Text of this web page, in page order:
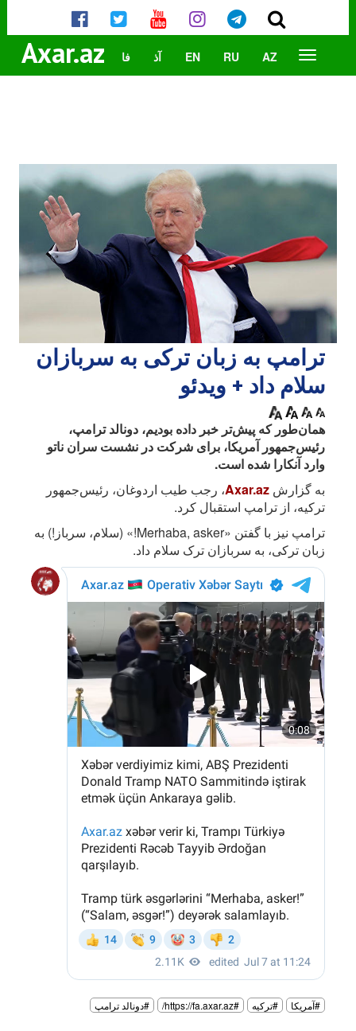
Axar.az AZ
RU
EN آذ فا
ترامپ به زبان ترکی به سربازان
سلام داد + ویدئو
همان‌طور که پیش‌تر خبر داده بودیم، دونالد ترامپ،
رئیس‌جمهور آمریکا، برای شرکت در نشست سران ناتو
وارد آنکارا شده است.
به گزارش Axar.az، رجب طیب اردوغان، رئیس‌جمهور
ترکیه، از ترامپ استقبال کرد.
ترامپ نیز با گفتن «Merhaba, asker!» (سلام، سرباز!) به
زبان ترکی، به سربازان ترک سلام داد.
#آمریکا #ترکیه #https://fa.axar.az/ #دونالد ترامپ